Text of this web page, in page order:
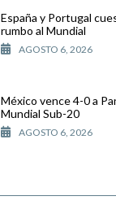
España y Portugal
rumbo al Mundial
AGOSTO 6, 2026
México vence 4-0 a
Mundial Sub-20
AGOSTO 6, 2026